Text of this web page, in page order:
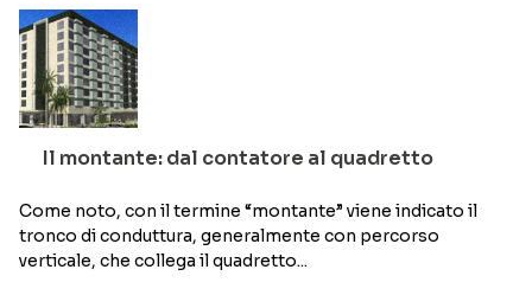
Il montante: dal contatore al quadretto
Come noto, con il termine “montante” viene indicato il
tronco di conduttura, generalmente con percorso
verticale, che collega il quadretto...